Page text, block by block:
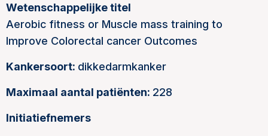
Wetenschappelijke titel
Aerobic fitness or Muscle mass training to
Improve Colorectal cancer Outcomes
Kankersoort: dikkedarmkanker
Maximaal aantal patiënten: 228
Initiatiefnemers